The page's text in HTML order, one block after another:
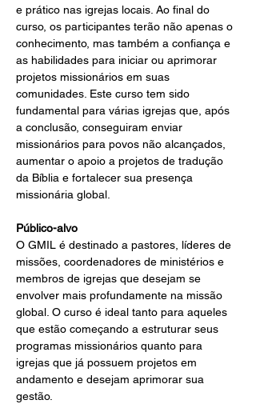
e prático nas igrejas locais. Ao final do
curso, os participantes terão não apenas o
conhecimento, mas também a confiança e
as habilidades para iniciar ou aprimorar
projetos missionários em suas
comunidades. Este curso tem sido
fundamental para várias igrejas que, após
a conclusão, conseguiram enviar
missionários para povos não alcançados,
aumentar o apoio a projetos de tradução
da Bíblia e fortalecer sua presença
missionária global.
Público-alvo
O GMIL é destinado a pastores, líderes de
missões, coordenadores de ministérios e
membros de igrejas que desejam se
envolver mais profundamente na missão
global. O curso é ideal tanto para aqueles
que estão começando a estruturar seus
programas missionários quanto para
igrejas que já possuem projetos em
andamento e desejam aprimorar sua
gestão.